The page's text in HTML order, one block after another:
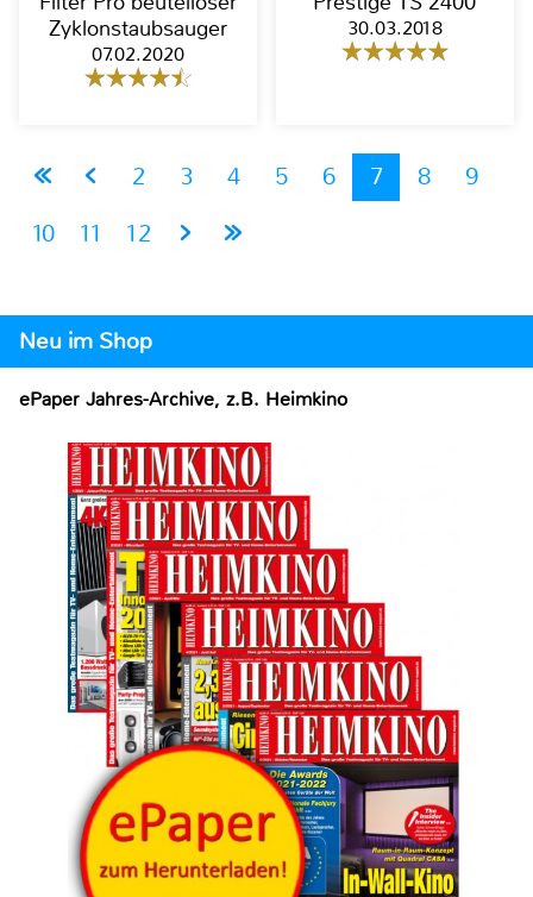
Zyklonstaubsauger
07.02.2020
30.03.2018
2 3 4 5 6 7 8
9
10
11 12
Neu im Shop
ePaper Jahres-Archive, z.B. Heimkino